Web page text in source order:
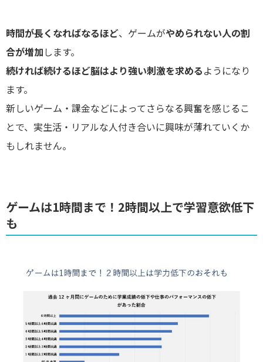
時間が長くなればなるほど、ゲームがやめられない人の割
合が増加します。
続ければ続けるほど脳はより強い刺激を求めるようになり
ます。
新しいゲーム・課金などによってさらなる興奮を感じるこ
とで、実生活・リアルな人付き合いに興味が薄れていくか
もしれません。
ゲームは1時間まで！2時間以上で学習意欲低下
も